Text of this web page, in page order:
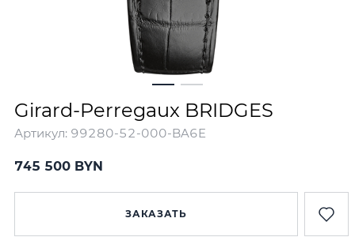
Girard-Perregaux BRIDGES
Артикул: 99280-52-000-BA6E
745 500 BYN
ЗАКАЗАТЬ